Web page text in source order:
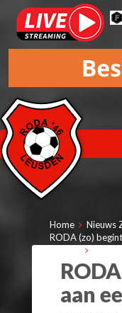
Home
Nieuws
RODA (zo)
aan